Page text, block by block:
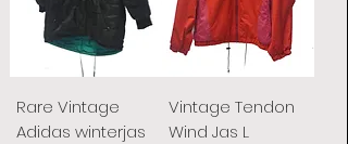
Rare Vintage
Adidas winterjas
Vintage Tendon
Wind Jas L